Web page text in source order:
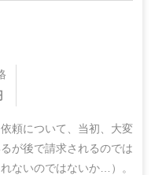
頼について、当初、大変
が後で請求されるのでは
ないのではないか…）。